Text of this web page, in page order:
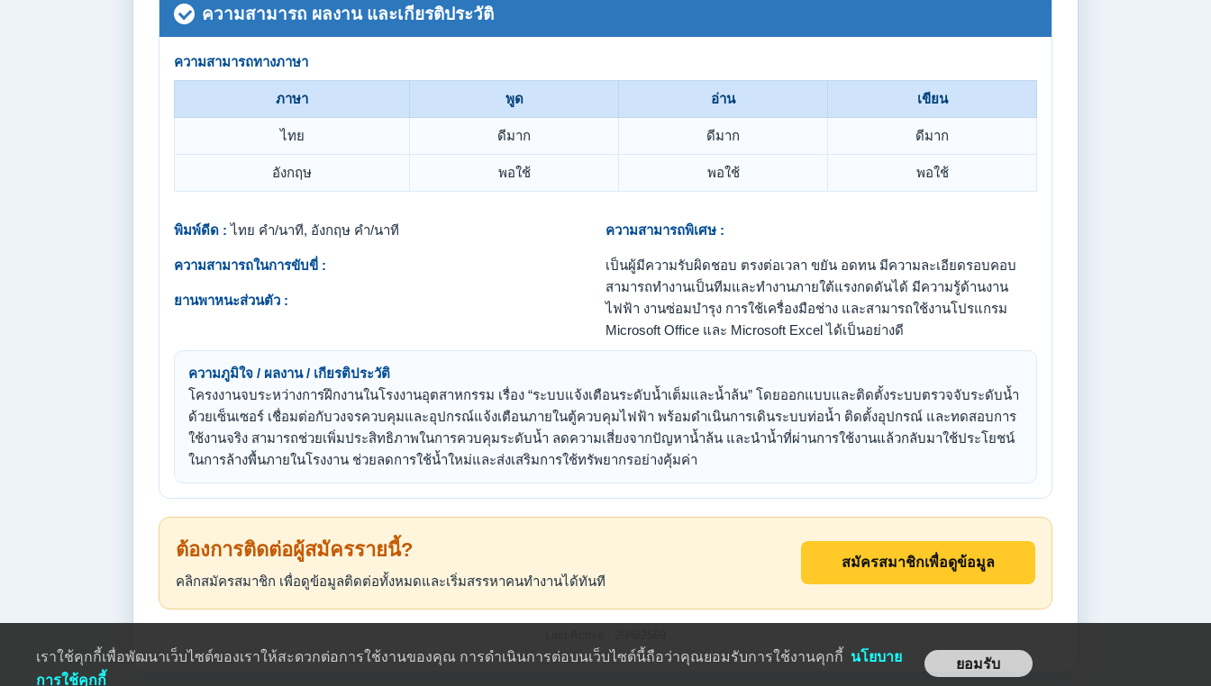
ความสามารถ ผลงาน และเกียรติประวัติ
ความสามารถทางภาษา
ภาษา พูด อ่าน เขียน
ไทย ดีมาก ดีมาก ดีมาก
อังกฤษ พอใช้ พอใช้ พอใช้
พิมพ์ดีด : ไทย คำ/นาที, อังกฤษ คำ/นาที
ความสามารถในการขับขี่ :
ยานพาหนะส่วนตัว :
ความสามารถพิเศษ :
เป็นผู้มีความรับผิดชอบ ตรงต่อเวลา ขยัน อดทน มีความละเอียดรอบคอบ
สามารถทำงานเป็นทีมและทำงานภายใต้แรงกดดันได้ มีความรู้ด้านงาน
ไฟฟ้า งานซ่อมบำรุง การใช้เครื่องมือช่าง และสามารถใช้งานโปรแกรม
Microsoft Office และ Microsoft Excel ได้เป็นอย่างดี
ความภูมิใจ / ผลงาน / เกียรติประวัติ
โครงงานจบระหว่างการฝึกงานในโรงงานอุตสาหกรรม เรื่อง “ระบบแจ้งเตือนระดับน้ำเต็มและน้ำล้น” โดยออกแบบและติดตั้งระบบตรวจจับระดับน้ำ
ด้วยเซ็นเซอร์ เชื่อมต่อกับวงจรควบคุมและอุปกรณ์แจ้งเตือนภายในตู้ควบคุมไฟฟ้า พร้อมดำเนินการเดินระบบท่อน้ำ ติดตั้งอุปกรณ์ และทดสอบการ
ใช้งานจริง สามารถช่วยเพิ่มประสิทธิภาพในการควบคุมระดับน้ำ ลดความเสี่ยงจากปัญหาน้ำล้น และนำน้ำที่ผ่านการใช้งานแล้วกลับมาใช้ประโยชน์
ในการล้างพื้นภายในโรงงาน ช่วยลดการใช้น้ำใหม่และส่งเสริมการใช้ทรัพยากรอย่างคุ้มค่า
ต้องการติดต่อผู้สมัครรายนี้?
คลิกสมัครสมาชิก เพื่อดูข้อมูลติดต่อทั้งหมดและเริ่มสรรหาคนทำงานได้ทันที
สมัครสมาชิกเพื่อดูข้อมูล
เราใช้คุกกี้เพื่อพัฒนาเว็บไซต์ของเราให้สะดวกต่อการใช้งานของคุณ การดำเนินการต่อบนเว็บไซต์นี้ถือว่าคุณยอมรับการใช้งานคุกกี้ นโยบาย
การใช้คุกกี้